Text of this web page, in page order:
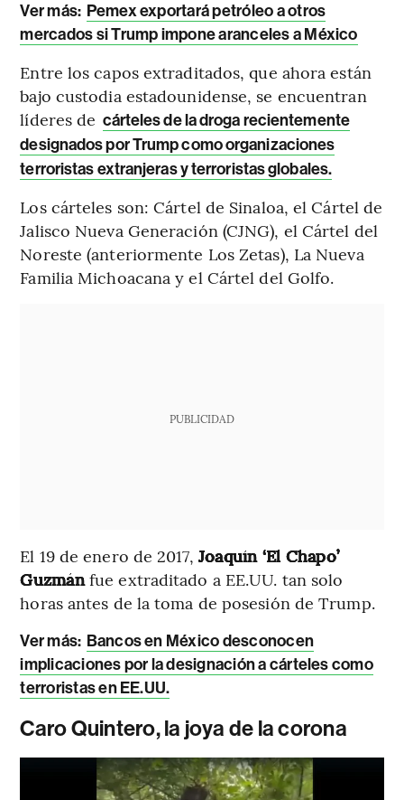
Ver más: Pemex exportará petróleo a otros
mercados si Trump impone aranceles a México
Entre los capos extraditados, que ahora están
bajo custodia estadounidense, se encuentran
líderes de cárteles de la droga recientemente
designados por Trump como organizaciones
terroristas extranjeras y terroristas globales.
Los cárteles son: Cártel de Sinaloa, el Cártel de
Jalisco Nueva Generación (CJNG), el Cártel del
Noreste (anteriormente Los Zetas), La Nueva
Familia Michoacana y el Cártel del Golfo.
PUBLICIDAD
El 19 de enero de 2017, Joaquín ‘El Chapo’
Guzmánfue extraditado a EE.UU. tan solo
horas antes de la toma de posesión de Trump.
Ver más: Bancos en México desconocen
implicaciones por la designación a cárteles como
terroristas en EE.UU.
Caro Quintero, la joya de la corona